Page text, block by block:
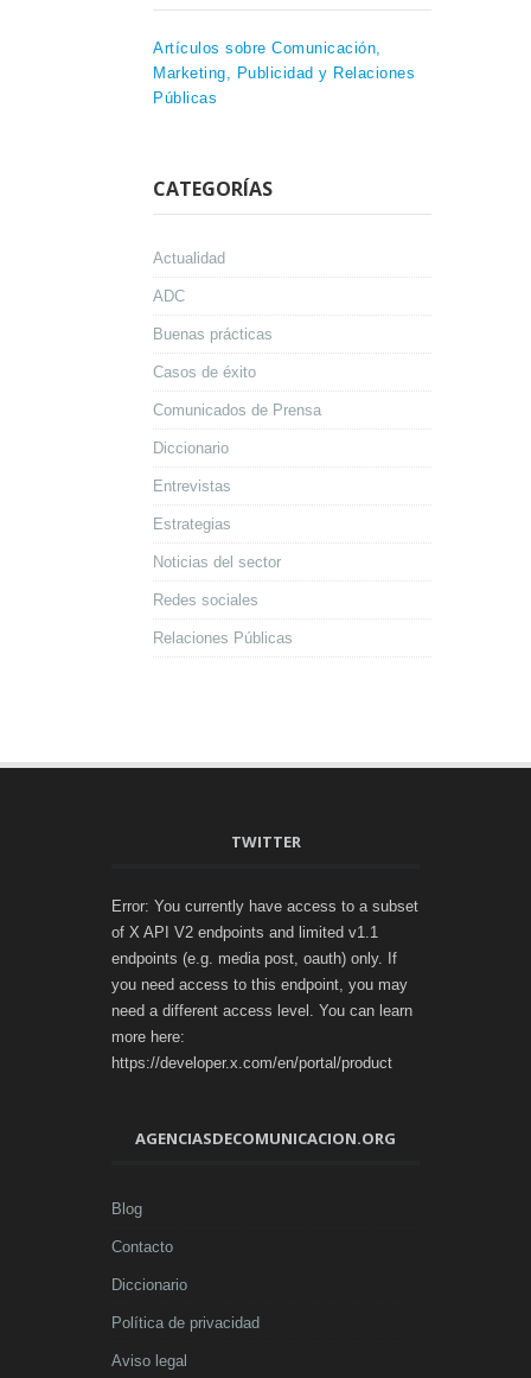
Artículos sobre Comunicación,
Marketing, Publicidad y Relaciones
Públicas
CATEGORÍAS
Actualidad
ADC
Buenas prácticas
Casos de éxito
Comunicados de Prensa
Diccionario
Entrevistas
Estrategias
Noticias del sector
Redes sociales
Relaciones Públicas
TWITTER
Error: You currently have access to a subset
of X API V2 endpoints and limited v1.1
endpoints (e.g. media post, oauth) only. If
you need access to this endpoint, you may
need a different access level. You can learn
more here:
https://developer.x.com/en/portal/product
AGENCIASDECOMUNICACION.ORG
Blog
Contacto
Diccionario
Política de privacidad
Aviso legal